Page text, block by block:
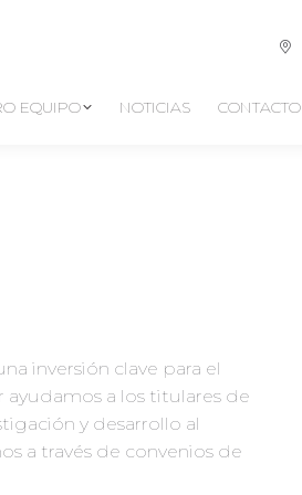
EQUIPO NOTICIAS CONTACTO
inversión clave para el
a los titulares de
y desarrollo al
a través de convenios de